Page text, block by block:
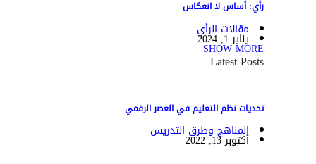
رأي: أساس لا انعكاس
مقالات الرأي
يناير 1, 2024
SHOW MORE
Latest Posts
تحديات نظم التعليم في العصر الرقمي
المناهج وطرق التدريس
أكتوبر 13, 2022